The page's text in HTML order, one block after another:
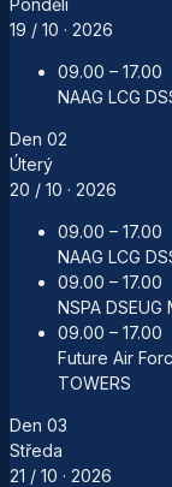
19 / 10 · 2026
09.00 – 17.00
NAAG LCG
Den 02
Úterý
20 / 10 · 2026
09.00 – 17.00
NAAG LCG
09.00 – 17.00
NSPA DSEUG
09.00 – 17.00
Future Air
TOWERS
Den 03
Středa
21 / 10 · 2026